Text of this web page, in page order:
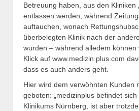
Betreuung haben, aus den Kliniken
entlassen werden, während
auftauchen, wonach
überbelegten Klinik nach der
wurden – während alledem können
Klick auf www.medizin plus.com
dass es auch anders geht.
Hier wird dem verwöhnten Kunden
geboten: „medizinplus befindet
Klinikums Nürnberg, ist aber